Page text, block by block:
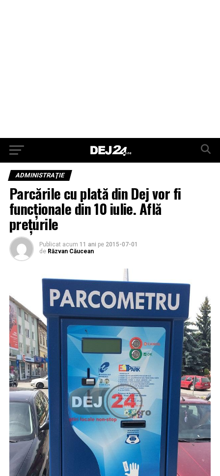
ADMINISTRAŢIE
Parcările cu plată din Dej vor fi
funcționale din 10 iulie. Află
prețurile
Publicat acum 11 ani pe 2015-07-01
de Răzvan Căucean